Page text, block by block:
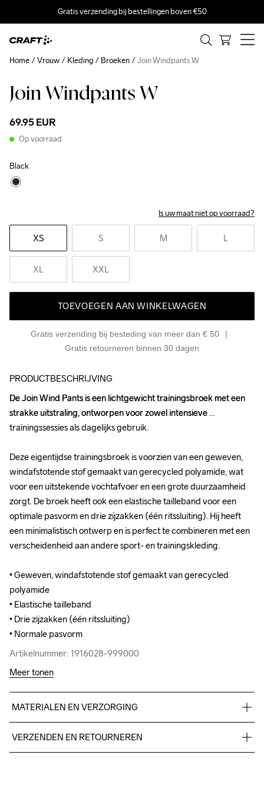
Gratis verzending bij bestellingen boven €50
Join Windpants W
69.95 EUR
Op voorraad
Black
Is uw maat niet op voorraad?
XS S M L
XL XXL
TOEVOEGEN AAN WINKELWAGEN
Gratis verzending bij besteding van meer dan € 50
Gratis retourneren binnen 30 dagen
Home Vrouw Kleding Broeken Join Windpants W
PRODUCTBESCHRIJVING
De Join Wind Pants is een lichtgewicht trainingsbroek met een
strakke uitstraling, ontworpen voor zowel intensieve
trainingssessies als dagelijks gebruik.
Deze eigentijdse trainingsbroek is voorzien van een geweven,
windafstotende stof gemaakt van gerecycled polyamide, wat
voor een uitstekende vochtafvoer en een grote duurzaamheid
zorgt. De broek heeft ook een elastische tailleband voor een
optimale pasvorm en drie zijzakken (één ritssluiting). Hij heeft
een minimalistisch ontwerp en is perfect te combineren met een
verscheidenheid aan andere sport- en trainingskleding.
• Geweven, windafstotende stof gemaakt van gerecycled
polyamide
• Elastische tailleband
• Drie zijzakken (één ritssluiting)
• Normale pasvorm
Artikelnummer: 1916028-999000
De Join Wind Pants is een lichtgewicht trainingsbroek met een
strakke uitstraling, ontworpen voor zowel intensieve
trainingssessies als dagelijks gebruik.
Deze eigentijdse trainingsbroek is voorzien van een geweven,
windafstotende stof gemaakt van gerecycled polyamide, wat
voor een uitstekende vochtafvoer en een grote duurzaamheid
zorgt. De broek heeft ook een elastische tailleband voor een
optimale pasvorm en drie zijzakken (één ritssluiting). Hij heeft
een minimalistisch ontwerp en is perfect te combineren met een
verscheidenheid aan andere sport- en trainingskleding.
• Geweven, windafstotende stof gemaakt van gerecycled
polyamide
• Elastische tailleband
• Drie zijzakken (één ritssluiting)
• Normale pasvorm
Artikelnummer: 1916028-999000
Meer tonen
MATERIALEN EN VERZORGING
VERZENDEN EN RETOURNEREN